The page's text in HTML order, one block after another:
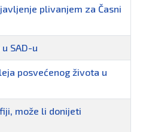
plivanjem za Časni
SAD-u
posvećenog života u
može li donijeti